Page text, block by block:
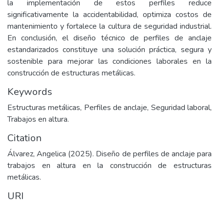
la implementación de estos perfiles reduce
significativamente la accidentabilidad, optimiza costos de
mantenimiento y fortalece la cultura de seguridad industrial.
En conclusión, el diseño técnico de perfiles de anclaje
estandarizados constituye una solución práctica, segura y
sostenible para mejorar las condiciones laborales en la
construcción de estructuras metálicas.
Keywords
Estructuras metálicas, Perfiles de anclaje, Seguridad laboral,
Trabajos en altura.
Citation
Álvarez, Angelica (2025). Diseño de perfiles de anclaje para
trabajos en altura en la construcción de estructuras
metálicas.
URI